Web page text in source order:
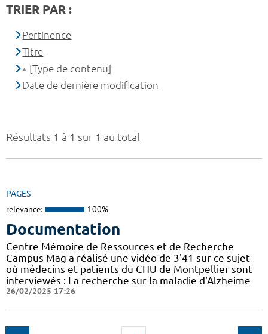
Résultats 1 à 1 sur 1 au total
PAGES
relevance: 100%
Documentation
Centre Mémoire de Ressources et de Recherche
Campus Mag a réalisé une vidéo de 3'41 sur ce sujet
où médecins et patients du CHU de Montpellier sont
interviewés : La recherche sur la maladie d'Alzheime
26/02/2025 17:26
TRIER PAR :
Pertinence
Titre
[Type de contenu]
Date de dernière modification